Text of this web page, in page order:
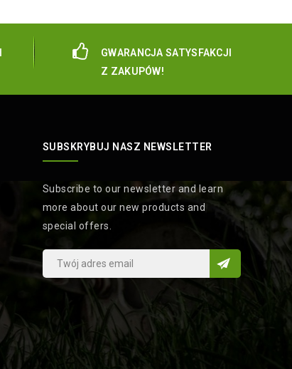
GWARANCJA SATYSFAKCJI
Z ZAKUPÓW!
SUBSKRYBUJ NASZ NEWSLETTER
Subscribe to our newsletter and learn
more about our new products and
special offers.